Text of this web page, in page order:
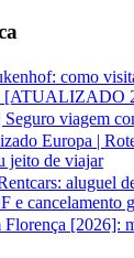
como
[ATUALIZADO
viagem
Europa |
jeito de viajar
aluguel
e cancelamento
[2026]: